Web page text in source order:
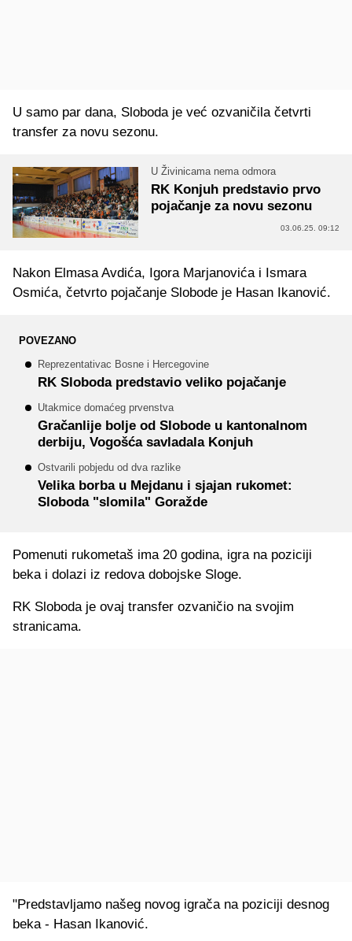
U samo par dana, Sloboda je već ozvaničila četvrti
transfer za novu sezonu.
U Živinicama nema odmora
RK Konjuh predstavio prvo
pojačanje za novu sezonu
03.06.25. 09:12
Nakon Elmasa Avdića, Igora Marjanovića i Ismara
Osmića, četvrto pojačanje Slobode je Hasan Ikanović.
POVEZANO
Reprezentativac Bosne i Hercegovine
RK Sloboda predstavio veliko pojačanje
Utakmice domaćeg prvenstva
Gračanlije bolje od Slobode u kantonalnom
derbiju, Vogošća savladala Konjuh
Ostvarili pobjedu od dva razlike
Velika borba u Mejdanu i sjajan rukomet:
Sloboda "slomila" Goražde
Pomenuti rukometaš ima 20 godina, igra na poziciji
beka i dolazi iz redova dobojske Sloge.
RK Sloboda je ovaj transfer ozvaničio na svojim
stranicama.
"Predstavljamo našeg novog igrača na poziciji desnog
beka - Hasan Ikanović.